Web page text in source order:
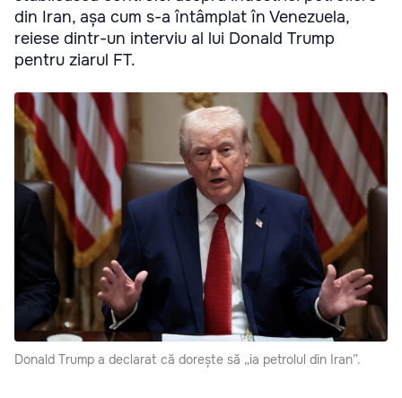
din Iran, așa cum s-a întâmplat în Venezuela,
reiese dintr-un interviu al lui Donald Trump
pentru ziarul FT.
Donald Trump a declarat că dorește să „ia petrolul din Iran”.